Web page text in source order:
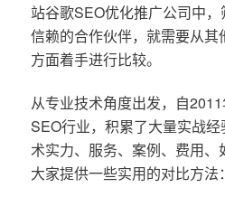
站谷歌SEO优化推广公司中
信赖的合作伙伴，就需要从
方面着手进行比较。
从专业技术角度出发，自
SEO行业，积累了大量实战
术实力、服务、案例、费用
大家提供一些实用的对比方法：